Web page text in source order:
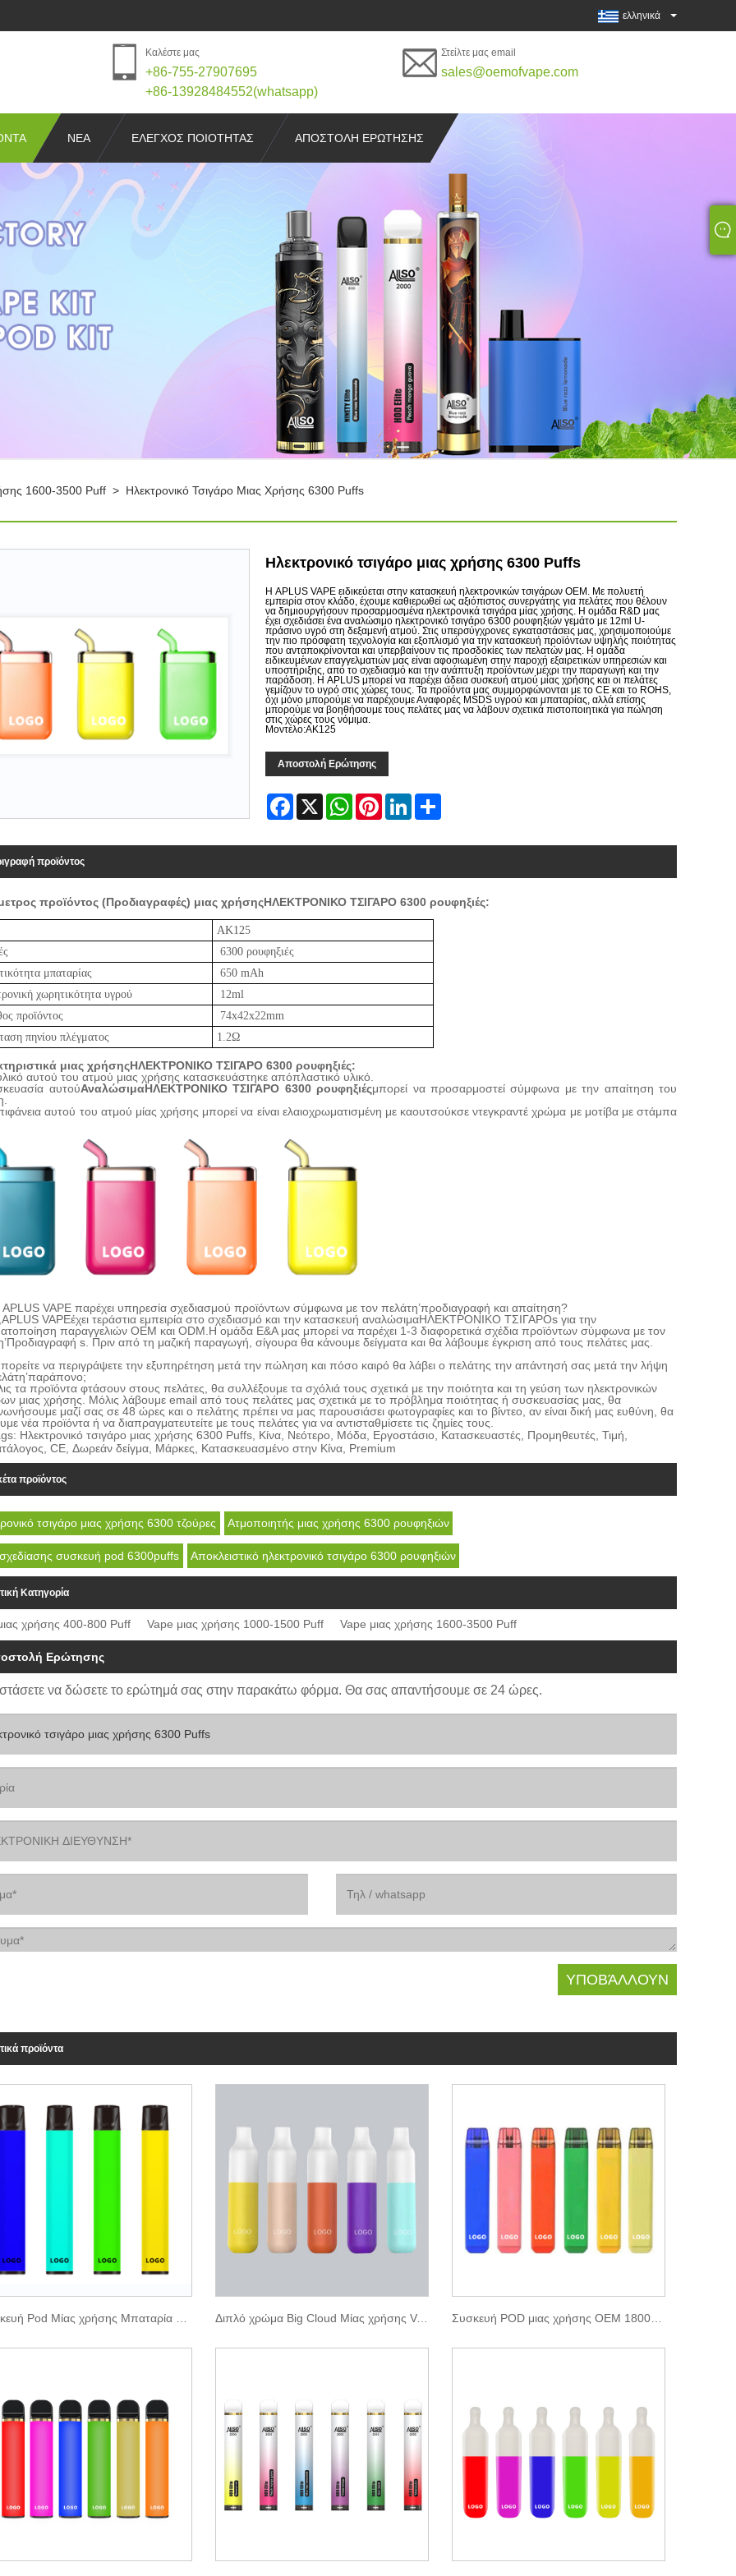
ελληνικά
Καλέστε μας
+86-755-27907695
+86-13928484552(whatsapp)
Στείλτε μας email
sales@oemofvape.com
ΝΈΑ ΕΛΕΓΧΟΣ ΠΟΙΌΤΗΤΑΣ ΑΠΟΣΤΟΛΉ ΕΡΏΤΗΣΗΣ
1600-3500 Puff > Ηλεκτρονικό Τσιγάρο Μιας Χρήσης 6300 Puffs
Ηλεκτρονικό τσιγάρο μιας χρήσης 6300 Puffs
Η APLUS VAPE ειδικεύεται στην κατασκευή ηλεκτρονικών τσιγάρων OEM. Με πολυετή
εμπειρία στον κλάδο, έχουμε καθιερωθεί ως αξιόπιστος συνεργάτης για πελάτες που θέλουν
να δημιουργήσουν προσαρμοσμένα ηλεκτρονικά τσιγάρα μίας χρήσης. Η ομάδα R&D μας
έχει σχεδιάσει ένα αναλώσιμο ηλεκτρονικό τσιγάρο 6300 ρουφηξιών γεμάτο με 12ml U-
πράσινο υγρό στη δεξαμενή ατμού. Στις υπερσύγχρονες εγκαταστάσεις μας, χρησιμοποιούμε
την πιο πρόσφατη τεχνολογία και εξοπλισμό για την κατασκευή προϊόντων υψηλής ποιότητας
που ανταποκρίνονται και υπερβαίνουν τις προσδοκίες των πελατών μας. Η ομάδα
ειδικευμένων επαγγελματιών μας είναι αφοσιωμένη στην παροχή εξαιρετικών υπηρεσιών και
υποστήριξης, από το σχεδιασμό και την ανάπτυξη προϊόντων μέχρι την παραγωγή και την
παράδοση. Η APLUS μπορεί να παρέχει άδεια συσκευή ατμού μίας χρήσης και οι πελάτες
γεμίζουν το υγρό στις χώρες τους. Τα προϊόντα μας συμμορφώνονται με το CE και το ROHS,
όχι μόνο μπορούμε να παρέχουμε Αναφορές MSDS υγρού και μπαταρίας, αλλά επίσης
μπορούμε να βοηθήσουμε τους πελάτες μας να λάβουν σχετικά πιστοποιητικά για πώληση
στις χώρες τους νόμιμα.
Μοντέλο:AK125
Αποστολή Ερώτησης
Facebook WhatsAppPinterestLinkedIn
προϊόντος
προϊόντος (Προδιαγραφές) μιας χρήσηςΗΛΕΚΤΡΟΝΙΚΟ ΤΣΙΓΑΡΟ 6300 ρουφηξιές:
ΑΚ125
6300 ρουφηξιές
μπαταρίας
650 mAh
χωρητικότητα υγρού
12ml
προϊόντος
74x42x22mm
πηνίου πλέγματος
1.2Ω
μιας χρήσηςΗΛΕΚΤΡΟΝΙΚΟ ΤΣΙΓΑΡΟ 6300 ρουφηξιές:
αυτού του ατμού μιας χρήσης κατασκευάστηκε απόπλαστικό υλικό
αυτούΑναλώσιμαΗΛΕΚΤΡΟΝΙΚΟ ΤΣΙΓΑΡΟ 6300 ρουφηξιέςμπορεί να προσαρμοστεί σύμφωνα με την απαίτηση του
αυτού του ατμού μίας χρήσης μπορεί να είναι ελαιοχρωματισμένη με καουτσούκσε ντεγκραντέ χρώμα με μοτίβα με στάμπα
VAPE παρέχει υπηρεσία σχεδιασμού προϊόντων σύμφωνα με τον πελάτη’προδιαγραφή και απαίτηση?
APLUS VAPEέχει τεράστια εμπειρία στο σχεδιασμό και την κατασκευή αναλώσιμαΗΛΕΚΤΡΟΝΙΚΟ ΤΣΙΓΑΡΟs για την
παραγγελιών OEM και ODM Η ομάδα Ε&Α μας μπορεί να παρέχει 1-3 διαφορετικά σχέδια προϊόντων σύμφωνα με τον
’Προδιαγραφή s. Πριν από τη μαζική παραγωγή, σίγουρα θα κάνουμε δείγματα και θα λάβουμε έγκριση από τους πελάτες μας.
να περιγράψετε την εξυπηρέτηση μετά την πώληση και πόσο καιρό θα λάβει ο πελάτης την απάντησή σας μετά την λήψη
’παράπονο;
τα προϊόντα φτάσουν στους πελάτες, θα συλλέξουμε τα σχόλιά τους σχετικά με την ποιότητα και τη γεύση των ηλεκτρονικών
μιας χρήσης. Μόλις λάβουμε email από τους πελάτες μας σχετικά με το πρόβλημα ποιότητας ή συσκευασίας μας, θα
μαζί σας σε 48 ώρες και ο πελάτης πρέπει να μας παρουσιάσει φωτογραφίες και το βίντεο, αν είναι δική μας ευθύνη, θα
νέα προϊόντα ή να διαπραγματευτείτε με τους πελάτες για να αντισταθμίσετε τις ζημίες τους.
Ηλεκτρονικό τσιγάρο μιας χρήσης 6300 Puffs, Κίνα, Νεότερο, Μόδα, Εργοστάσιο, Κατασκευαστές, Προμηθευτές, Τιμή,
CE, Δωρεάν δείγμα, Μάρκες, Κατασκευασμένο στην Κίνα, Premium
προϊόντος
τσιγάρο μιας χρήσης 6300 τζούρες Ατμοποιητής μιας χρήσης 6300 ρουφηξιών
συσκευή pod 6300puffs Αποκλειστικό ηλεκτρονικό τσιγάρο 6300 ρουφηξιών
Κατηγορία
χρήσης 400-800 Puff Vape μιας χρήσης 1000-1500 Puff Vape μιας χρήσης 1600-3500 Puff
Ερώτησης
να δώσετε το ερώτημά σας στην παρακάτω φόρμα. Θα σας απαντήσουμε σε 24 ώρες.
προϊόντα
Διπλό χρώμα Big Cloud Μίας χρήσης Vape 2000 Puffs